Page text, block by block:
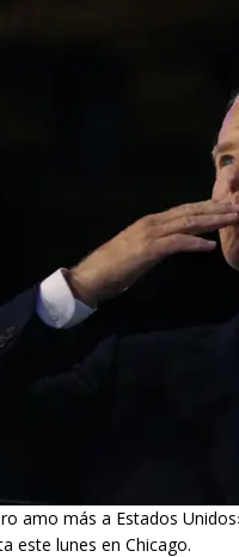
amo más a Estados
este lunes en Chicago.